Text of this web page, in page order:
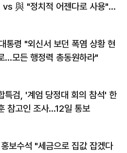
vs 與 "정치적 어젠다로 사용"
통령 "외신서 보던 폭염 상황 현
…모든 행정력 총동원하라"
특검, '계엄 당정대 회의 참석' 한
참고인 조사...12일 통보
보수석 "세금으로 집값 잡겠다